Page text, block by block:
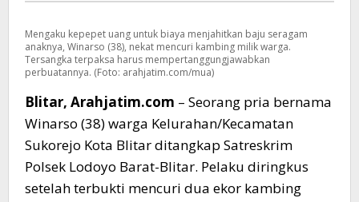
Mengaku kepepet uang untuk biaya menjahitkan baju seragam
anaknya, Winarso (38), nekat mencuri kambing milik warga.
Tersangka terpaksa harus mempertanggungjawabkan
perbuatannya. (Foto: arahjatim.com/mua)
Blitar, Arahjatim.com – Seorang pria bernama
Winarso (38) warga Kelurahan/Kecamatan
Sukorejo Kota Blitar ditangkap Satreskrim
Polsek Lodoyo Barat-Blitar. Pelaku diringkus
setelah terbukti mencuri dua ekor kambing